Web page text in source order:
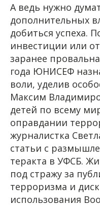
А ведь нужно
дополнительных
добиться успеха.
инвестиции или
заранее
года ЮНИСЕФ
воли, уделив
Максим
детей по всему
оправдании
журналистка
статьи с
теракта в УФСБ.
под стражу за
терроризма и
использования